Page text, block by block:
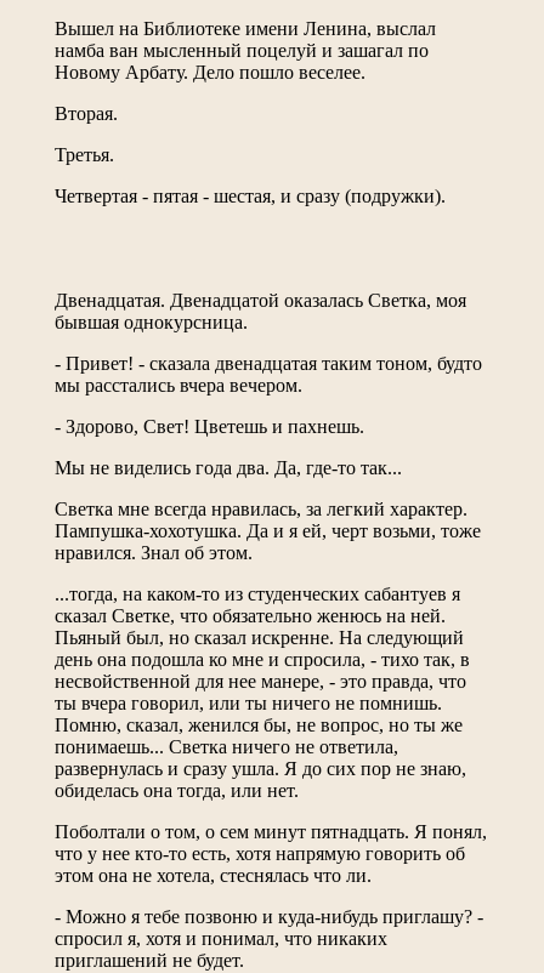
Вышел на Библиотеке имени Ленина, выслал
намба ван мысленный поцелуй и зашагал по
Новому Арбату. Дело пошло веселее.
Вторая.
Третья.
Четвертая - пятая - шестая, и сразу (подружки).
Двенадцатая. Двенадцатой оказалась Светка, моя
бывшая однокурсница.
- Привет! - сказала двенадцатая таким тоном, будто
мы расстались вчера вечером.
- Здорово, Свет! Цветешь и пахнешь.
Мы не виделись года два. Да, где-то так...
Светка мне всегда нравилась, за легкий характер.
Пампушка-хохотушка. Да и я ей, черт возьми, тоже
нравился. Знал об этом.
...тогда, на каком-то из студенческих сабантуев я
сказал Светке, что обязательно женюсь на ней.
Пьяный был, но сказал искренне. На следующий
день она подошла ко мне и спросила, - тихо так, в
несвойственной для нее манере, - это правда, что
ты вчера говорил, или ты ничего не помнишь.
Помню, сказал, женился бы, не вопрос, но ты же
понимаешь... Светка ничего не ответила,
развернулась и сразу ушла. Я до сих пор не знаю,
обиделась она тогда, или нет.
Поболтали о том, о сем минут пятнадцать. Я понял,
что у нее кто-то есть, хотя напрямую говорить об
этом она не хотела, стеснялась что ли.
- Можно я тебе позвоню и куда-нибудь приглашу? -
спросил я, хотя и понимал, что никаких
приглашений не будет.